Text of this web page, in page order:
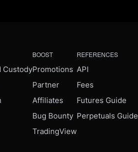
Custody
BOOST
Promotions
Partner
Affiliates
Bug Bounty
TradingView
REFERENCES
API
Fees
Futures Guide
Perpetuals Guide